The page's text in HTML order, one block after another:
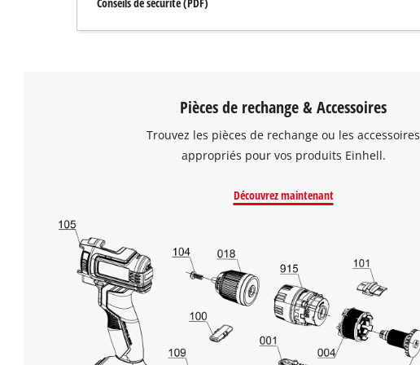
Pièces de rechange & Accessoires
Trouvez les pièces de rechange ou les accessoires
appropriés pour vos produits Einhell.
Découvrez maintenant